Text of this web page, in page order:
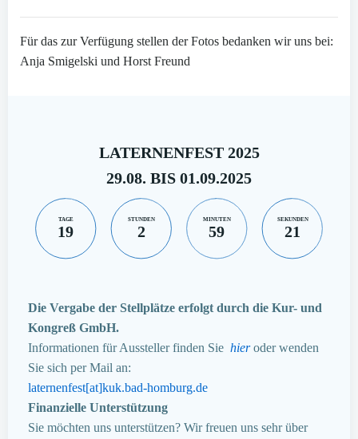
Für das zur Verfügung stellen der Fotos bedanken wir uns bei:
Anja Smigelski und Horst Freund
LATERNENFEST 2025
29.08. BIS 01.09.2025
TAGE
19
STUNDEN
2
MINUTEN
59
SEKUNDEN
20
Die Vergabe der Stellplätze erfolgt durch die Kur- und
Kongreß GmbH.
Informationen für Aussteller finden Sie hieroder wenden
Sie sich per Mail an:
laternenfest[at]kuk.bad-homburg.de
Finanzielle Unterstützung
Sie möchten uns unterstützen? Wir freuen uns sehr über